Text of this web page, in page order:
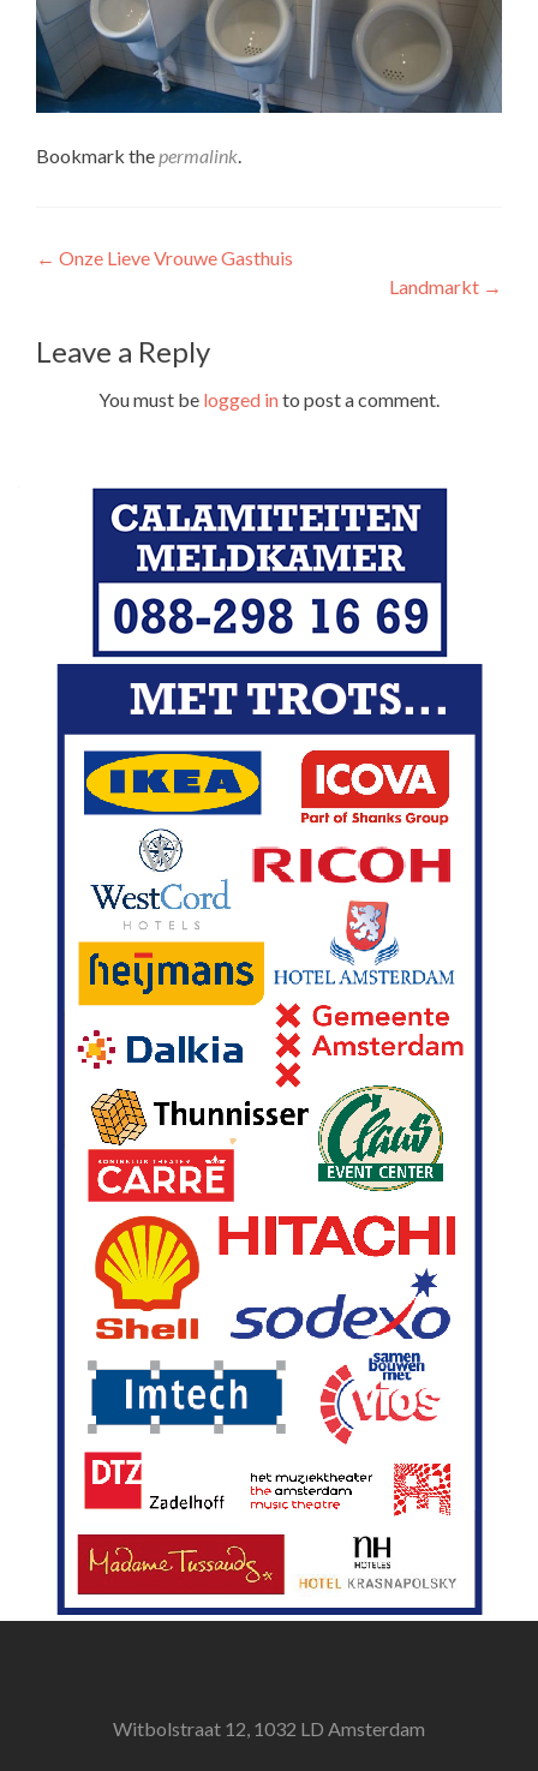
Bookmark the permalink
Post
← Onze Lieve Vrouwe Gasthuis
Landmarkt →
Leave a Reply
You must be logged into post a comment.
Witbolstraat 12, 1032 LD Amsterdam